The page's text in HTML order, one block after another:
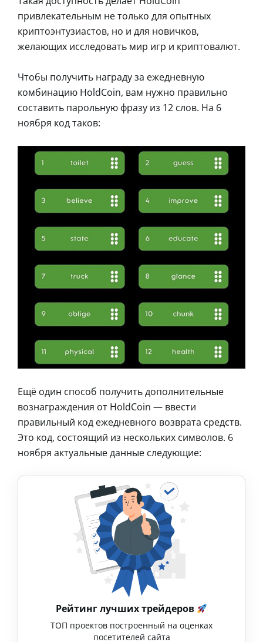
привлекательным не только для опытных
криптоэнтузиастов, но и для новичков,
желающих исследовать мир игр и криптовалют.
Чтобы получить награду за ежедневную
комбинацию HoldCoin, вам нужно правильно
составить парольную фразу из 12 слов. На 6
ноября код таков:
Ещё один способ получить дополнительные
вознаграждения от HoldCoin — ввести
правильный код ежедневного возврата средств.
Это код, состоящий из нескольких символов. 6
ноября актуальные данные следующие:
Рейтинг лучших трейдеров
ТОП проектов построенный на оценках
посетителей сайта